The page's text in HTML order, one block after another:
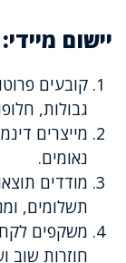
יישום
קובעים
גבולות,
מייצרים
נאומים.
מודדים
תשלומים,
משקפים
חוזרות שוב